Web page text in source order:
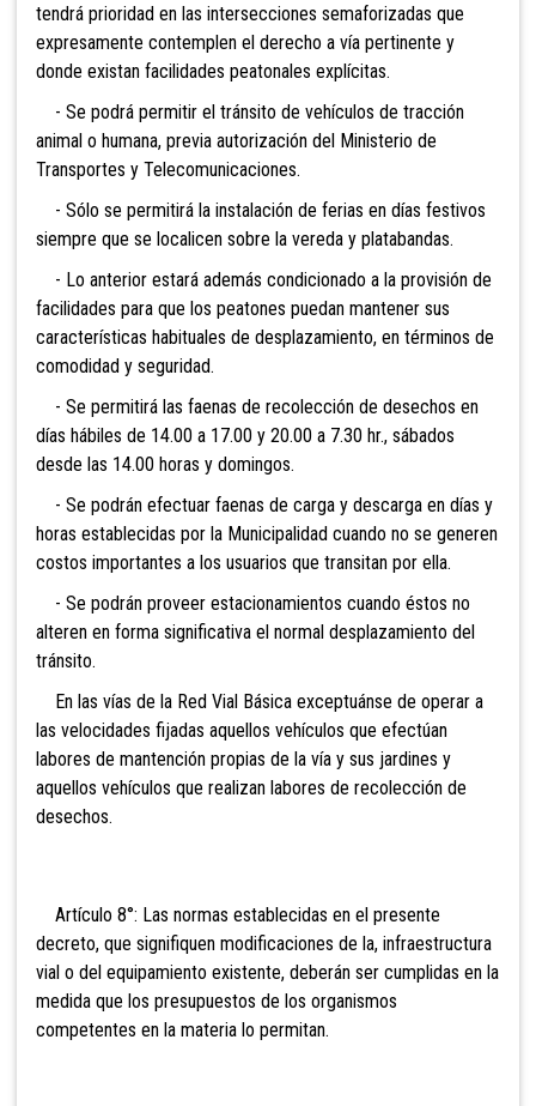
tendrá prioridad en las intersecciones semaforizadas que
expresamente contemplen el derecho a vía pertinente y
donde existan facilidades peatonales explícitas.
- Se podrá permitir el tránsito de vehículos de tracción
animal o humana, previa autorización del Ministerio de
Transportes y Telecomunicaciones.
- Sólo se permitirá la instalación de ferias en días festivos
siempre que se localicen sobre la vereda y platabandas.
- Lo anterior estará además condicionado a la provisión de
facilidades para que los peatones puedan mantener sus
características habituales de desplazamiento, en términos de
comodidad y seguridad.
- Se permitirá las faenas de recolección de desechos en
días hábiles de 14.00 a 17.00 y 20.00 a 7.30 hr., sábados
desde las 14.00 horas y domingos.
- Se podrán efectuar faenas de carga y descarga en días y
horas establecidas por la Municipalidad cuando no se generen
costos importantes a los usuarios que transitan por ella.
- Se podrán proveer estacionamientos cuando éstos no
alteren en forma significativa el normal desplazamiento del
tránsito.
En las vías de la Red Vial Básica exceptuánse de operar a
las velocidades fijadas aquellos vehículos que efectúan
labores de mantención propias de la vía y sus jardines y
aquellos vehículos que realizan labores de recolección de
desechos.
Artículo 8°: Las normas establecidas en el presente
decreto, que signifiquen modificaciones de la, infraestructura
vial o del equipamiento existente, deberán ser cumplidas en la
medida que los presupuestos de los organismos
competentes en la materia lo permitan.